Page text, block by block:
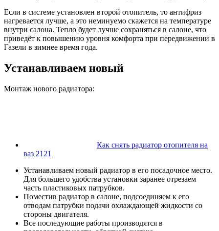
Если в системе установлен второй отопитель, то антифриз
нагревается лучше, а это неминуемо скажется на температуре
внутри салона. Тепло будет лучше сохраняться в салоне, что
приведёт к повышению уровня комфорта при передвижении в
Газели в зимнее время года.
Устанавливаем новый
Монтаж нового радиатора:
Как снять радиатор отопителя на
ваз 2121
Устанавливаем новый радиатор в его посадочное место.
Для большего удобства установки заранее отрезаем
часть пластиковых патрубков.
Поместив радиатор в салоне, подсоединяем к его
отводам патрубки подачи охлаждающей жидкости со
стороны двигателя.
Все последующие работы производятся в